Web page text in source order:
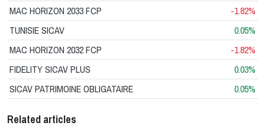
MAC HORIZON 2033 FCP
-1.82%
TUNISIE SICAV
0.05%
MAC HORIZON 2032 FCP
-1.82%
FIDELITY SICAV PLUS
0.03%
SICAV PATRIMOINE OBLIGATAIRE
0.05%
Related articles